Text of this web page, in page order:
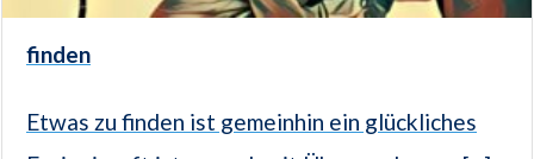
finden
Etwas zu finden ist gemeinhin ein glückliches